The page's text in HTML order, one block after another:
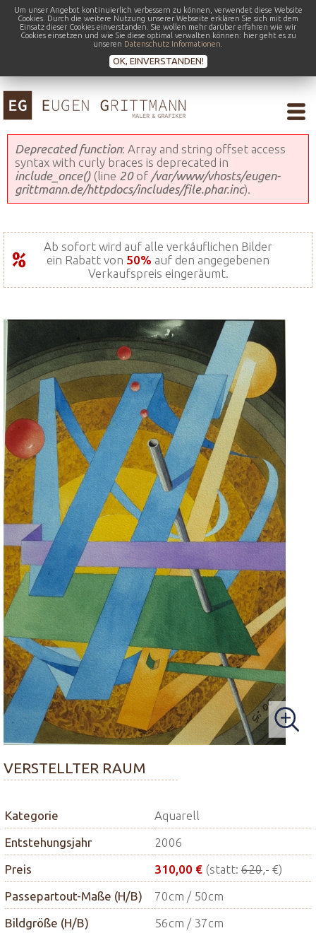
Um unser Angebot kontinuierlich verbessern zu können, verwendet diese Website
Cookies. Durch die weitere Nutzung unserer Webseite erklären Sie sich mit dem
Einsatz dieser Cookies einverstanden. Sie wollen mehr darüber erfahren wie wir
Cookies einsetzen und wie Sie diese optimal verwalten können: hier geht es zu
unseren Datenschutz Informationen
OK, EINVERSTANDEN!
Fehlermeldung
Deprecated function: Array and string offset access
syntax with curly braces is deprecated in
include_once()(line 20of /var/www/vhosts/eugen-
grittmann.de/httpdocs/includes/file.phar.inc).
Ab sofort wird auf alle verkäuflichen Bilder
ein Rabatt von 50% auf den angegebenen
Verkaufspreis eingeräumt.
VERSTELLTER RAUM
Kategorie
Aquarell
Entstehungsjahr
2006
Preis
310,00 € (statt: 620,- €)
Passepartout-Maße (H/B)
70cm / 50cm
Bildgröße (H/B)
56cm / 37cm